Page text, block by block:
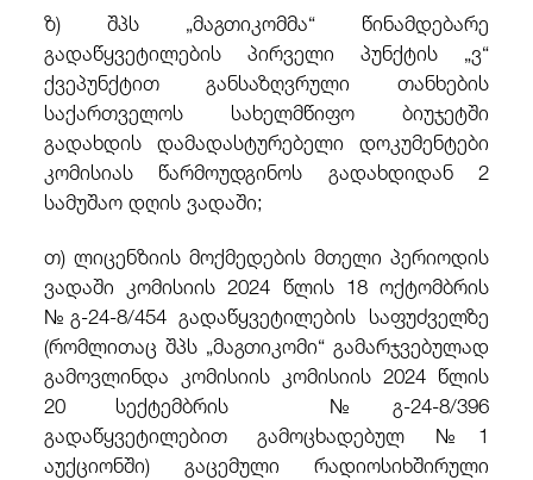
ზ) შპს „მაგთიკომმა“ წინამდებარე
გადაწყვეტილების პირველი პუნქტის „ვ“
ქვეპუნქტით განსაზღვრული თანხების
საქართველოს სახელმწიფო ბიუჯეტში
გადახდის დამადასტურებელი დოკუმენტები
კომისიას წარმოუდგინოს გადახდიდან 2
სამუშაო დღის ვადაში;
თ) ლიცენზიის მოქმედების მთელი პერიოდის
ვადაში კომისიის 2024 წლის 18 ოქტომბრის
№გ-24-8/454 გადაწყვეტილების საფუძველზე
(რომლითაც შპს „მაგთიკომი“ გამარჯვებულად
გამოვლინდა კომისიის კომისიის 2024 წლის
20 სექტემბრის №გ-24-8/396
გადაწყვეტილებით გამოცხადებულ №1
აუქციონში) გაცემული რადიოსიხშირული